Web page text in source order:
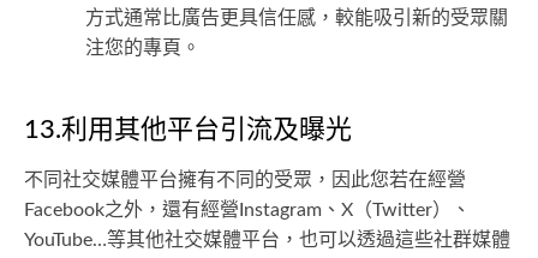
方式通常比廣告更具信任感，較能吸引新的受眾關
注您的專頁。
13.利用其他平台引流及曝光
不同社交媒體平台擁有不同的受眾，因此您若在經營
Facebook之外，還有經營Instagram、X（Twitter）、
YouTube…等其他社交媒體平台，也可以透過這些社群媒體